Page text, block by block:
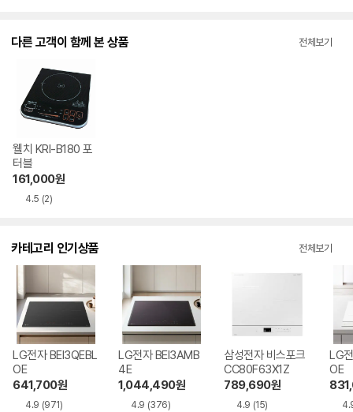
다른 고객이 함께 본 상품 전체보기
웰치 KRI-B180 포
터블
161,000원
4.5 (2)
카테고리 인기상품 전체보기
LG전자 BEI3QEBL
OE
641,700원
4.9 (971)
LG전자 BEI3AMB
4E
1,044,490원
4.9 (376)
삼성전자 비스포크
CC80F63X1Z
789,690원
4.9 (15)
LG
OE